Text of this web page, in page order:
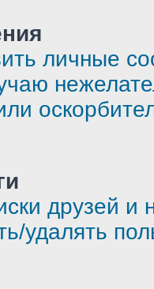
личные
друзей и
удалять